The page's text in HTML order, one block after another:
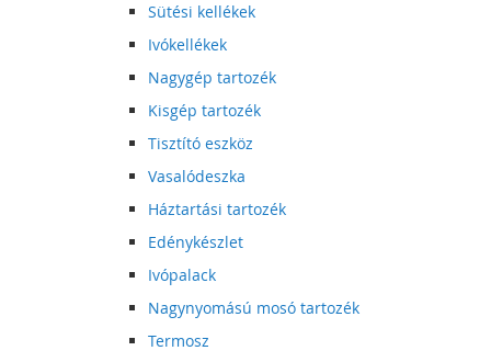
Sütési kellékek
Ivókellékek
Nagygép tartozék
Kisgép tartozék
Tisztító eszköz
Vasalódeszka
Háztartási tartozék
Edénykészlet
Ivópalack
Nagynyomású mosó tartozék
Termosz